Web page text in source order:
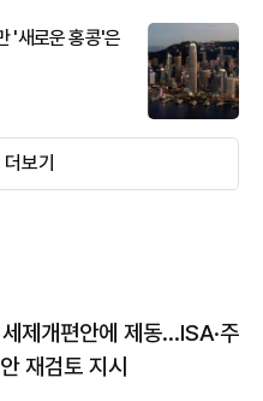
'새로운 홍콩'은
더보기
제개편안에 제동…ISA·주
재검토 지시